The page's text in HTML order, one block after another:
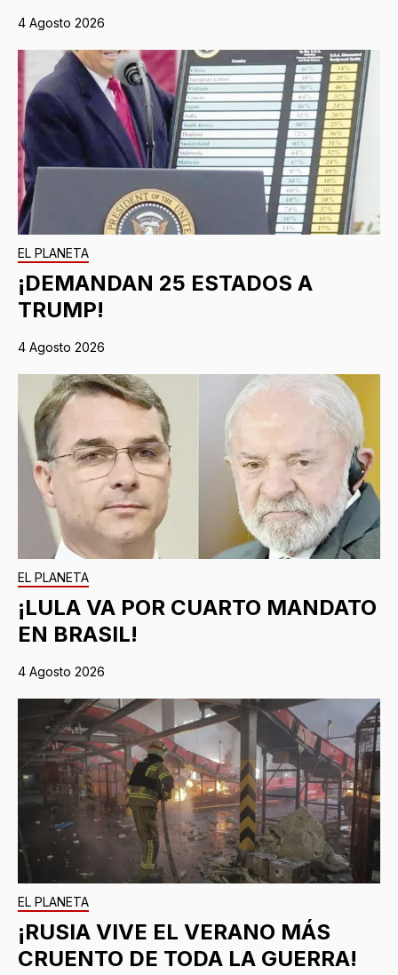
4 Agosto 2026
EL PLANETA
¡DEMANDAN 25 ESTADOS A
TRUMP!
4 Agosto 2026
EL PLANETA
¡LULA VA POR CUARTO MANDATO
EN BRASIL!
4 Agosto 2026
EL PLANETA
¡RUSIA VIVE EL VERANO MÁS
CRUENTO DE TODA LA GUERRA!